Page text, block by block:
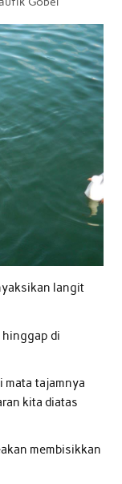
langit
di
mata tajamnya
kita diatas
membisikkan